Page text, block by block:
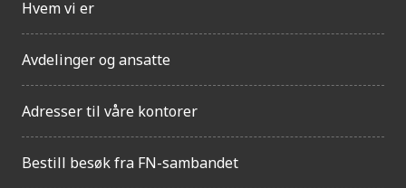
Hvem vi er
Avdelinger og ansatte
Adresser til våre kontorer
Bestill besøk fra FN-sambandet